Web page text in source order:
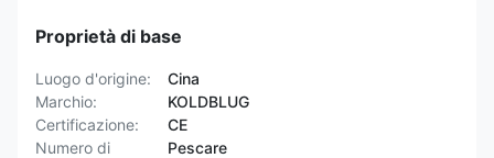
Proprietà di base
Luogo d'origine:
Cina
Marchio:
KOLDBLUG
Certificazione:
CE
Numero di
Pescare